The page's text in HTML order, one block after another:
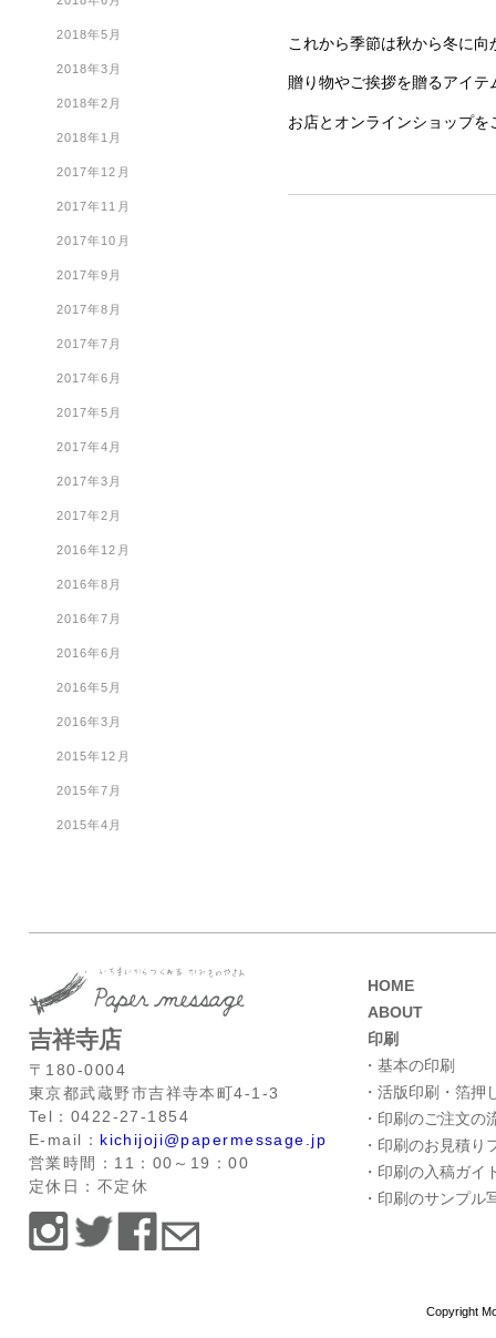
2018年5月
2018年3月
2018年2月
2018年1月
2017年12月
2017年11月
2017年10月
2017年9月
2017年8月
2017年7月
2017年6月
2017年5月
2017年4月
2017年3月
2017年2月
2016年12月
2016年8月
2016年7月
2016年6月
2016年5月
2016年3月
2015年12月
2015年7月
2015年4月
これから季節は秋から冬に向
贈り物やご挨拶を贈るアイ
お店とオンラインショップを
吉祥寺店
〒180-0004
東京都武蔵野市吉祥寺本町4-1-3
Tel：0422-27-1854
E-mail： kichijoji@papermessage.jp
営業時間：11：00～19：00
定休日：不定休
HOME
ABOUT
印刷
・基本の印刷
・活版印刷・箔押
・印刷のご注文の
・印刷のお見積り
・印刷の入稿ガイ
・印刷のサンプル
Copyright